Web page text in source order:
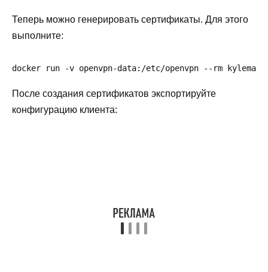
Теперь можно генерировать сертификаты. Для этого
выполните:
docker run -v openvpn-data:/etc/openvpn --rm
После создания сертификатов экспортируйте
конфигурацию клиента: